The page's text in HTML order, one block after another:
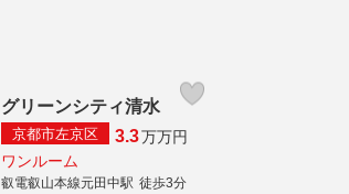
グリーンシティ清水
京都市左京区 3.3万万円
ワンルーム
叡電叡山本線元田中駅 徒歩3分